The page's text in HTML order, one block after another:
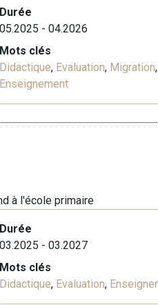
Durée
05.2025 - 04.2026
Mots clés
Didactique, Evaluation, Migration,
Enseignement
à l'école primaire
Durée
03.2025 - 03.2027
Mots clés
Didactique, Evaluation,